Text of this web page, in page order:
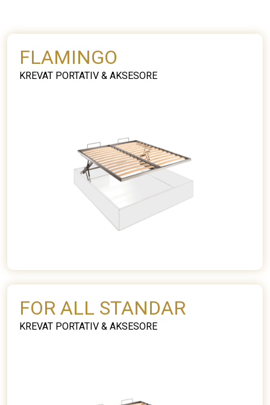
FLAMINGO
KREVAT PORTATIV & AKSESORE
FOR ALL STANDAR
KREVAT PORTATIV & AKSESORE